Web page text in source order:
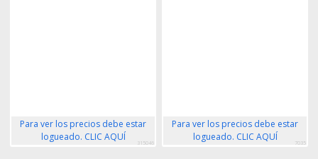
Para ver los precios debe estar
logueado. CLIC AQUÍ
315046
Para ver los precios debe estar
logueado. CLIC AQUÍ
7035